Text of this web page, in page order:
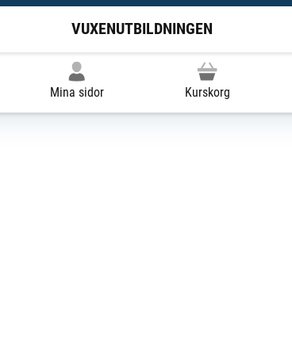
VUXENUTBILDNINGEN
Mina sidor Kurskorg